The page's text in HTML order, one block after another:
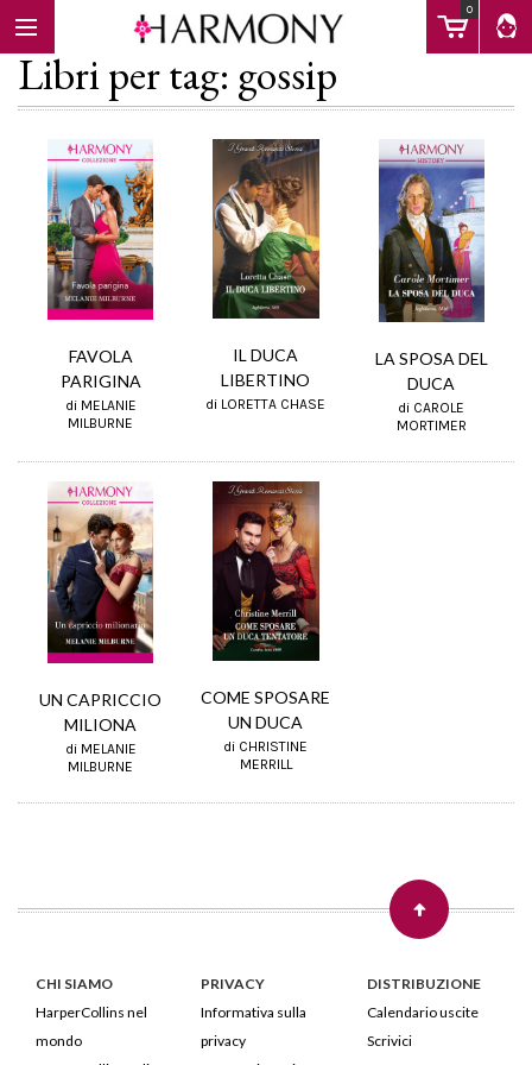
0
EBOOK
Calendario
Libri per tag: gossip
FAVOLA
PARIGINA
di MELANIE
MILBURNE
IL DUCA
LIBERTINO
di LORETTA CHASE
LA SPOSA DEL
DUCA
di CAROLE
MORTIMER
UN CAPRICCIO
MILIONA
di MELANIE
MILBURNE
COME SPOSARE
UN DUCA
di CHRISTINE
MERRILL
CHI SIAMO
HarperCollins nel
mondo
PRIVACY
Informativa sulla
privacy
DISTRIBUZIONE
Calendario uscite
Scrivici